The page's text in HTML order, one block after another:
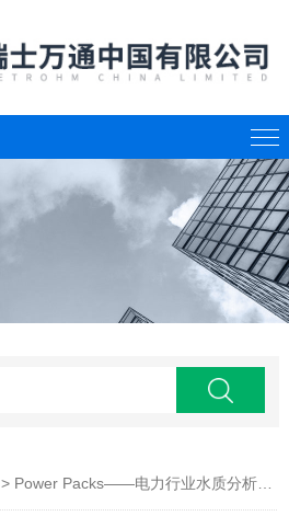
> Power Packs——电力行业水质分析解决方案！